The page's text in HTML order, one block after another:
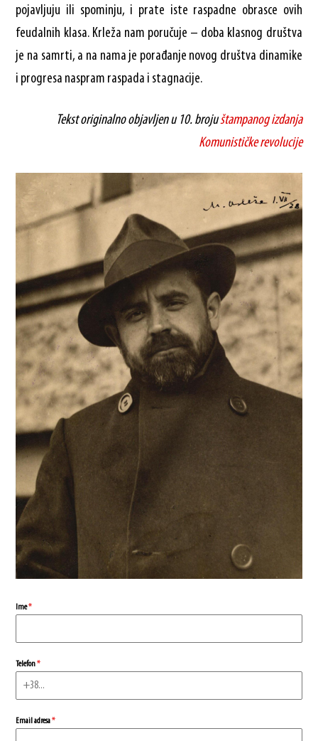
pojavljuju ili spominju, i prate iste raspadne obrasce ovih
feudalnih klasa. Krleža nam poručuje – doba klasnog društva
je na samrti, a na nama je porađanje novog društva dinamike
i progresa naspram raspada i stagnacije.
Tekst originalno objavljen u 10. brojuštampanog izdanja
Komunističke revolucije
Ime*
Telefon*
Email adresa*